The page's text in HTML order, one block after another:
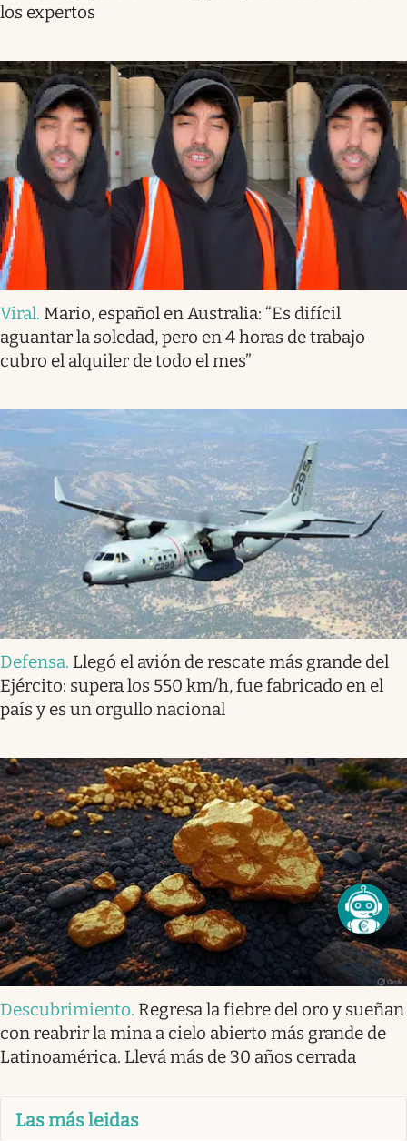
los expertos
Viral. Mario, español en Australia: “Es difícil
aguantar la soledad, pero en 4 horas de trabajo
cubro el alquiler de todo el mes”
Defensa. Llegó el avión de rescate más grande del
Ejército: supera los 550 km/h, fue fabricado en el
país y es un orgullo nacional
Descubrimiento. Regresa la fiebre del oro y sueñan
con reabrir la mina a cielo abierto más grande de
Latinoamérica. Llevá más de 30 años cerrada
Las más leidas